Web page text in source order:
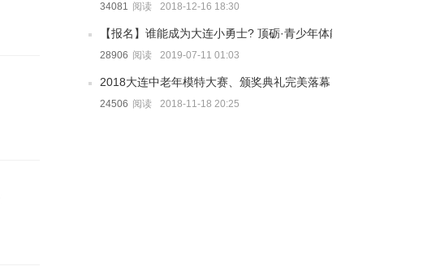
34081 阅读 2018-12-16 18:30
【报名】谁能成为大连小勇士? 顶砺·青少年体能精英挑战赛 即将
28906 阅读 2019-07-11 01:03
2018大连中老年模特大赛、颁奖典礼完美落幕
24506 阅读 2018-11-18 20:25